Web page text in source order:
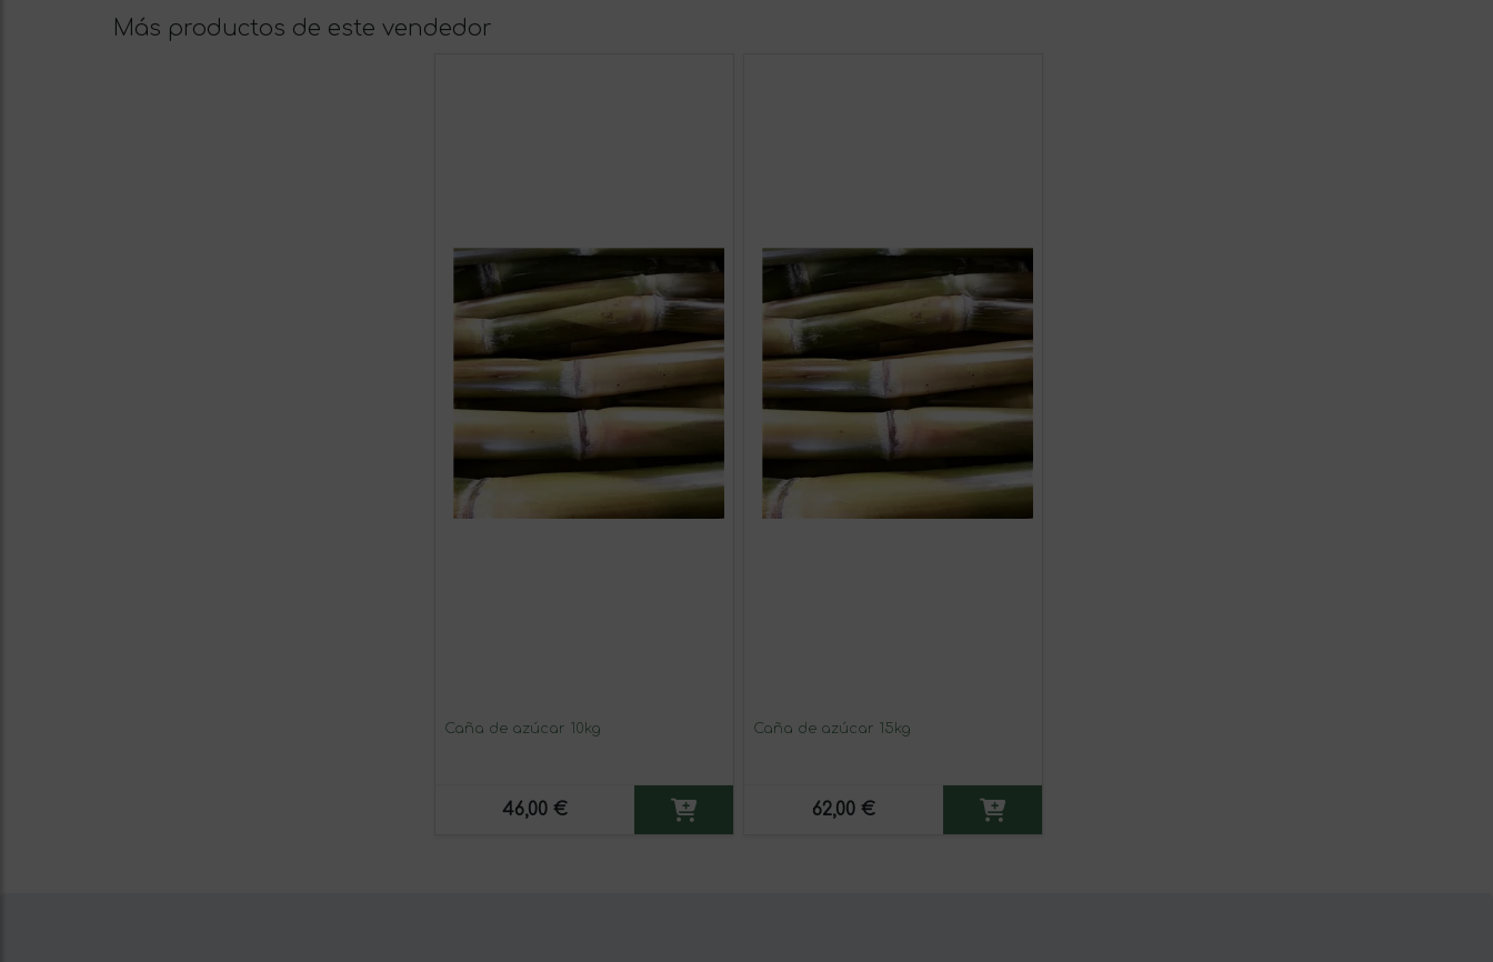
Más productos de este vendedor
Caña de azúcar 10kg
46,00 €
Caña de azúcar 15kg
62,00 €